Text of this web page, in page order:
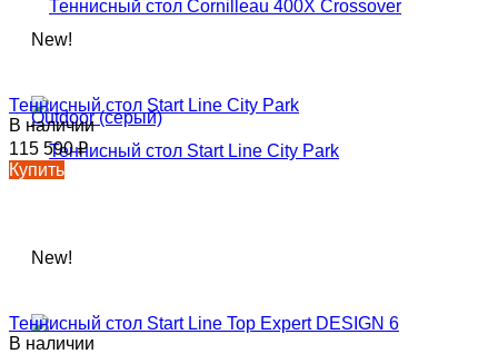
New!
Теннисный стол Start Line City Park
В наличии
115 590₽
Купить
New!
Теннисный стол Start Line Top Expert DESIGN 6
В наличии